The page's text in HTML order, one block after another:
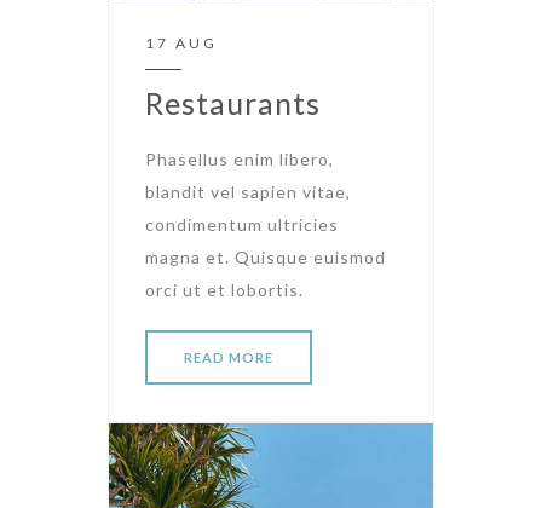
17 AUG
Restaurants
Phasellus enim libero,
blandit vel sapien vitae,
condimentum ultricies
magna et. Quisque euismod
orci ut et lobortis.
READ MORE